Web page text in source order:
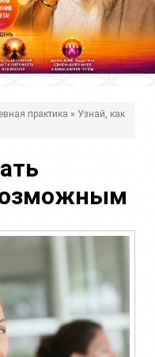
практика » Узнай, как